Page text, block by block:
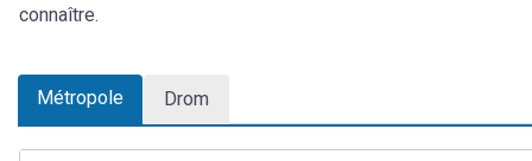
connaître.
Métropole Drom